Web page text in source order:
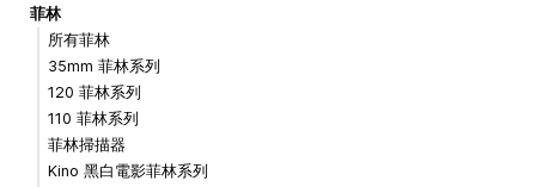
菲林
所有菲林
35mm 菲林系列
120 菲林系列
110 菲林系列
菲林掃描器
Kino 黑白電影菲林系列